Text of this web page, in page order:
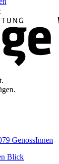
GenossInnen
Blick